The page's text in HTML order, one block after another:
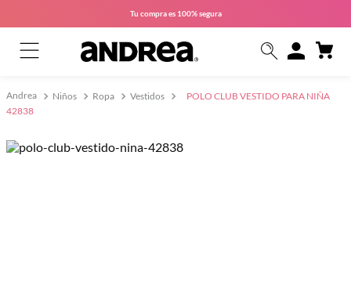
Tu compra es 100% segura
Niños Ropa Vestidos
POLO CLUB VESTIDO PARA NIÑA
42838